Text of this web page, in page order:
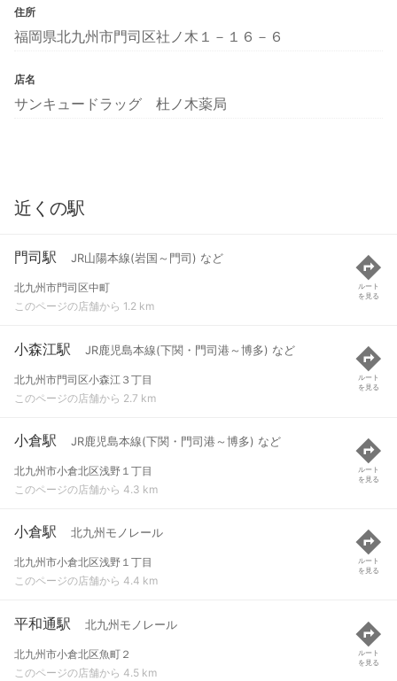
住所
福岡県北九州市門司区社ノ木１－１６－６
店名
サンキュードラッグ 杜ノ木薬局
近くの駅
門司駅 JR山陽本線(岩国～門司) など
北九州市門司区中町
このページの店舗から 1.2 km
ルート
を見る
小森江駅 JR鹿児島本線(下関・門司港～博多) など
北九州市門司区小森江３丁目
このページの店舗から 2.7 km
ルート
を見る
小倉駅 JR鹿児島本線(下関・門司港～博多) など
北九州市小倉北区浅野１丁目
このページの店舗から 4.3 km
ルート
を見る
小倉駅 北九州モノレール
北九州市小倉北区浅野１丁目
このページの店舗から 4.4 km
ルート
を見る
平和通駅 北九州モノレール
北九州市小倉北区魚町２
このページの店舗から 4.5 km
ルート
を見る